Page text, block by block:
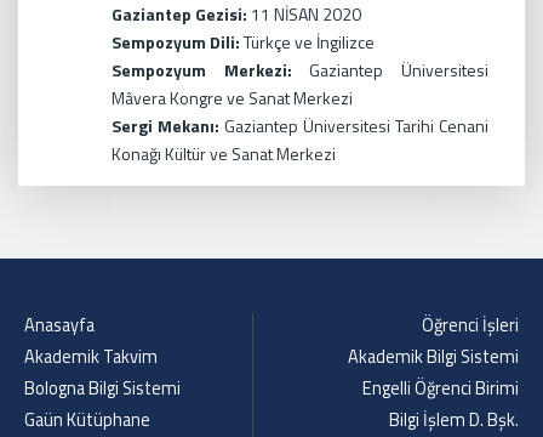
Gaziantep Gezisi: 11 NİSAN 2020
Sempozyum Dili:Türkçe ve İngilizce
Sempozyum Merkezi:Gaziantep Üniversitesi
Mâvera Kongre ve Sanat Merkezi
Sergi Mekanı:Gaziantep Üniversitesi Tarihi Cenani
Konağı Kültür ve Sanat Merkezi
Anasayfa
Akademik Takvim
Bologna Bilgi Sistemi
Gaün Kütüphane
Öğrenci İşleri
Akademik Bilgi Sistemi
Engelli Öğrenci Birimi
Bilgi İşlem D. Bşk.